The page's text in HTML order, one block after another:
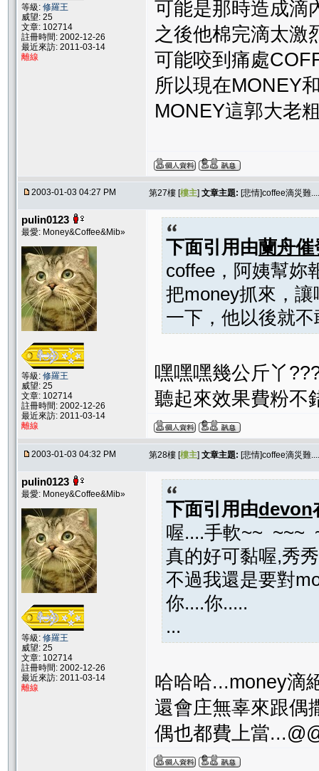
等級: 修羅王
威望: 25
文章: 102714
註冊時間: 2002-12-26
最近來訪: 2011-03-14
離線
可能是那時造成滴
之後他棉完滴太激
可能咬到痛處
所以現在MONEY
MONEY這郭大老
2003-01-03 04:27 PM 第27樓 [樓主] 文章主題: [悲情]coffee滴災難....
pulin0123
最愛: Money&Coffee&Mib»
等級: 修羅王
威望: 25
文章: 102714
註冊時間: 2002-12-26
最近來訪: 2011-03-14
離線
下面引用由蘭舟催
coffee，阿姨幫妳
把money抓來，
一下，他以後就
嘿嘿嘿幾公斤丫
聽起來效果費粉不
2003-01-03 04:32 PM 第28樓 [樓主] 文章主題: [悲情]coffee滴災難....
pulin0123
最愛: Money&Coffee&Mib»
等級: 修羅王
威望: 25
文章: 102714
註冊時間: 2002-12-26
最近來訪: 2011-03-14
離線
下面引用由devon
喔....手軟~~ ~~~
真的好可黏喔,秀秀
不過我還是要對
你....你.....
...
哈哈哈...money滴
還會庄無辜來跟偶
偶也都費上當